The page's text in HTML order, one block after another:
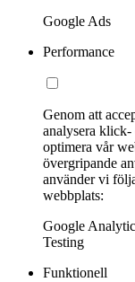
Google Ads
Performance
Genom att
analysera klick-
optimera vår
övergripande
använder vi
webbplats:
Google
Testing
Funktionell